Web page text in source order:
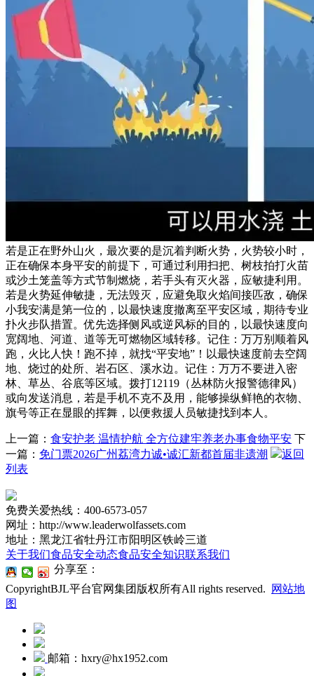
若是正在野外山火，最次要的是沉着判断火势，火势较小时，
正在确保本身平安的前提下，可通过利用扫把、树枝拍打火苗
或沙土笼盖等方式节制燃烧，若手头有灭火器，应敏捷利用。
若是火势延伸敏捷，无法毁灭，应避免取火焰间接匹敌，确保
小我安满是第一位的，以最快速度撤离至平安区域，期待专业
扑火步队措置。优先选择侧风或逆风标的目的，以最快速度向
宽阔地、河道、道等无可燃物区域转移。记住：万万别顺着风
跑，火比人快！跑不掉，就找“平安地”！以最快速度前去空阔
地、烧过的处所、岩石区、溪水边。记住：万万不要进入密
林、草丛、谷底等区域。拨打12119（丛林防火报警德律风）
或向发送消息，若是手机不克不及用，能够操纵鲜艳的衣物、
旗号等正在显眼的挥舞，以便救援人员敏捷找到本人。
上一篇： 食安护老 温情护航 全方位建牢养老办事食物平安 下
一篇： 免门票️2026广州荔湾力诚•诚汇新都首届非遗潮
返回
列表
免费关爱热线：400-6573-057
网址：http://www.leaderwolfassets.com
地址：黑龙江省牡丹江市阳明区铁岭三道
关于我们食品安全动态食品安全知识联系我们
分享至：
CopyrightBJL平台官网集团版权所有All rights reserved.
网站地
图
邮箱：hxry@hx1952.com